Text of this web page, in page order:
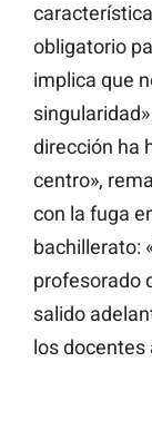
obligatorio
implica que
dirección ha
centro»,
con la fuga
bachillerato:
profesorado
salido
los docentes